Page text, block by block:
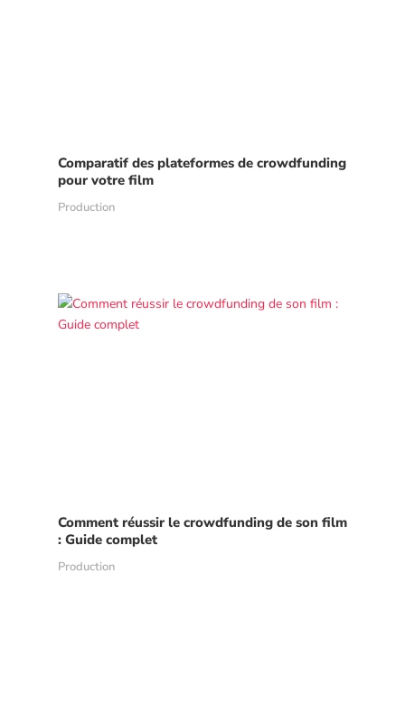
Comparatif des plateformes de crowdfunding
pour votre film
Production
Comment réussir le crowdfunding de son film
: Guide complet
Production